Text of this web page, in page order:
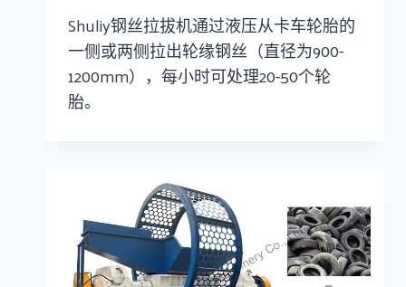
Shuliy钢丝拉拔机通过液压从卡车轮胎的
一侧或两侧拉出轮缘钢丝（直径为900-
1200mm），每小时可处理20-50个轮
胎。